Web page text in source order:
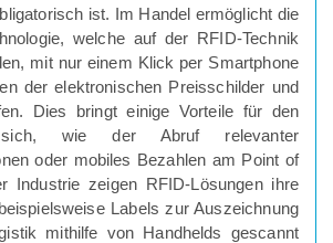
ist. Im Handel ermöglicht die
welche auf der RFID-Technik
mit nur einem Klick per Smartphone
der elektronischen Preisschilder und
Dies bringt einige Vorteile für den
wie der Abruf relevanter
oder mobiles Bezahlen am Point of
Industrie zeigen RFID-Lösungen ihre
Labels zur Auszeichnung
mithilfe von Handhelds gescannt